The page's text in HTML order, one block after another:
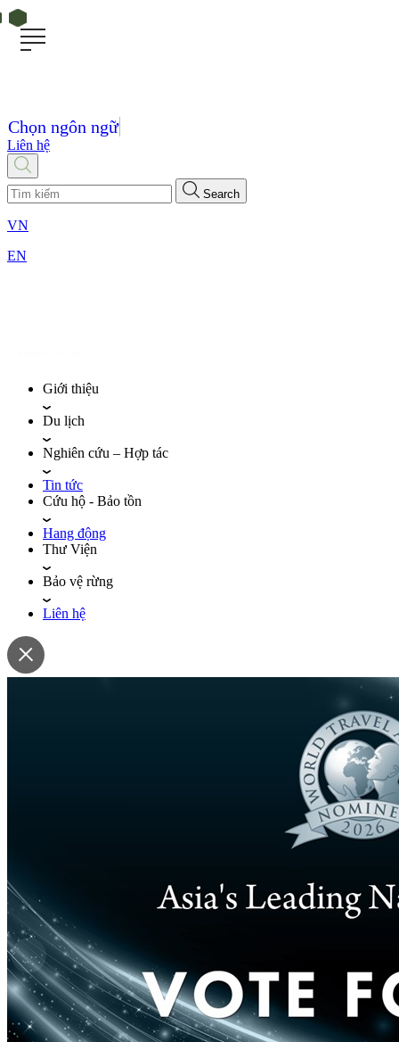
Chọn ngôn ngữ
Liên hệ
Search
VN
EN
Giới thiệu
Du lịch
Nghiên cứu – Hợp tác
Tin tức
Cứu hộ - Bảo tồn
Hang động
Thư Viện
Bảo vệ rừng
Liên hệ